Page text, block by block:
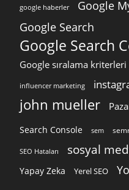
google haberler Google
Google Search
Google Search
Google sıralama kriterleri
influencer marketing
john mueller
Search Console sem
SEO Hataları sosyal
Yapay Zeka Yerel SEO